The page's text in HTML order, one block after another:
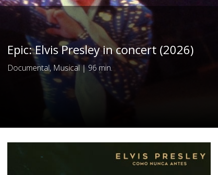
Epic: Elvis Presley in concert (2026)
Documental, Musical| 96 min.